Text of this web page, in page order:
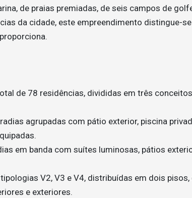
de praias premiadas, de seis campos de
da cidade, este empreendimento distingue-
de 78 residências, divididas em três
agrupadas com pátio exterior, piscina
em banda com suítes luminosas, pátios
V2, V3 e V4, distribuídas em dois
e exteriores.